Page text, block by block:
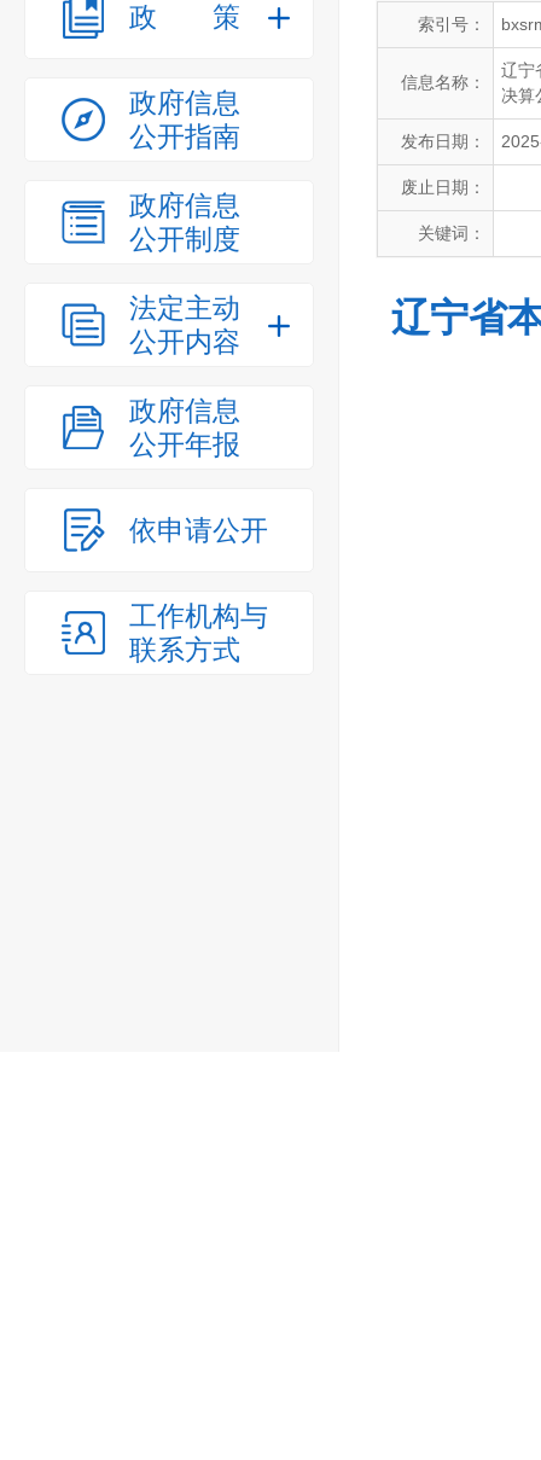
政策
政府信息
公开指南
政府信息
公开制度
法定主动
公开内容
政府信息
公开年报
依申请公开
工作机构与
联系方式
索引号：
信息名称：
辽宁
决算
发布日期：
废止日期：
关键词：
辽宁省